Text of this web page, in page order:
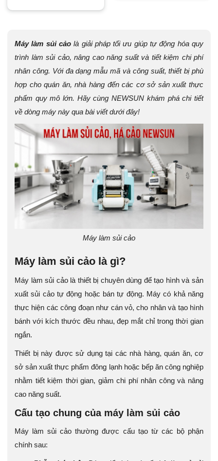
Máy làm sủi cảolà giải pháp tối ưu giúp tự động hóa quy
trình làm sủi cảo, nâng cao năng suất và tiết kiệm chi phí
nhân công. Với đa dạng mẫu mã và công suất, thiết bị phù
hợp cho quán ăn, nhà hàng đến các cơ sở sản xuất thực
phẩm quy mô lớn. Hãy cùng NEWSUN khám phá chi tiết
về dòng máy này qua bài viết dưới đây!
Máy làm sủi cảo
Máy làm sủi cảo là gì?
Máy làm sủi cảo là thiết bị chuyên dùng để tạo hình và sản
xuất sủi cảo tự động hoặc bán tự động. Máy có khả năng
thực hiện các công đoạn như cán vỏ, cho nhân và tạo hình
bánh với kích thước đều nhau, đẹp mắt chỉ trong thời gian
ngắn.
Thiết bị này được sử dụng tại các nhà hàng, quán ăn, cơ
sở sản xuất thực phẩm đông lạnh hoặc bếp ăn công nghiệp
nhằm tiết kiệm thời gian, giảm chi phí nhân công và nâng
cao năng suất.
Cấu tạo chung của máy làm sủi cảo
Máy làm sủi cảo thường được cấu tạo từ các bộ phận
chính sau: